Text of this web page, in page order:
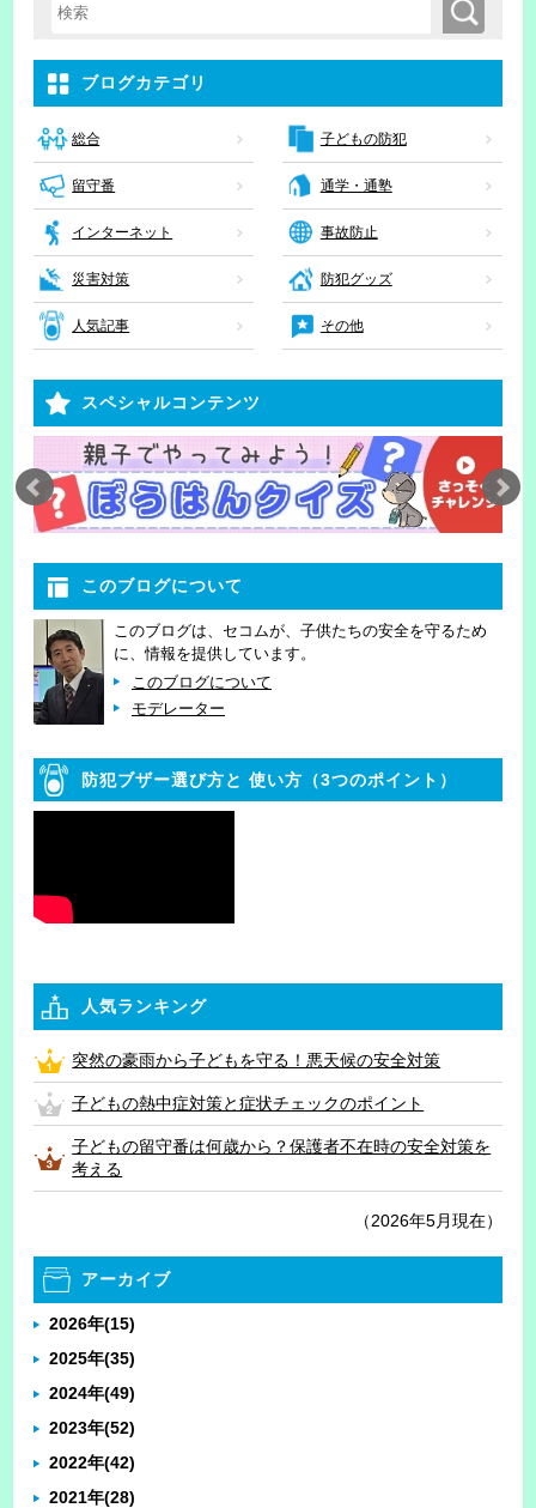
検索キーワード入力 検索
ブログカテゴリ
総合 子どもの防犯
留守番 通学・通塾
インターネット 事故防止
災害対策 防犯グッズ
人気記事 その他
スペシャルコンテンツ
このブログについて
このブログは、セコムが、子供たちの安全を守るため
に、情報を提供しています。
このブログについて
モデレーター
防犯ブザー選び方と 使い方（3つのポイント）
人気ランキング
突然の豪雨から子どもを守る！悪天候の安全対策
子どもの熱中症対策と症状チェックのポイント
子どもの留守番は何歳から？保護者不在時の安全対策を
考える
（2026年5月現在）
アーカイブ
2026年(15)
2025年(35)
2024年(49)
2023年(52)
2022年(42)
2021年(28)